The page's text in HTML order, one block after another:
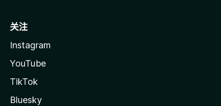
关注
Instagram
YouTube
TikTok
Bluesky